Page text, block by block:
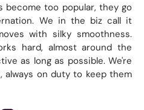
become too popular, they go
We in the biz call it
with silky smoothness.
hard, almost around the
as long as possible. We're
always on duty to keep them